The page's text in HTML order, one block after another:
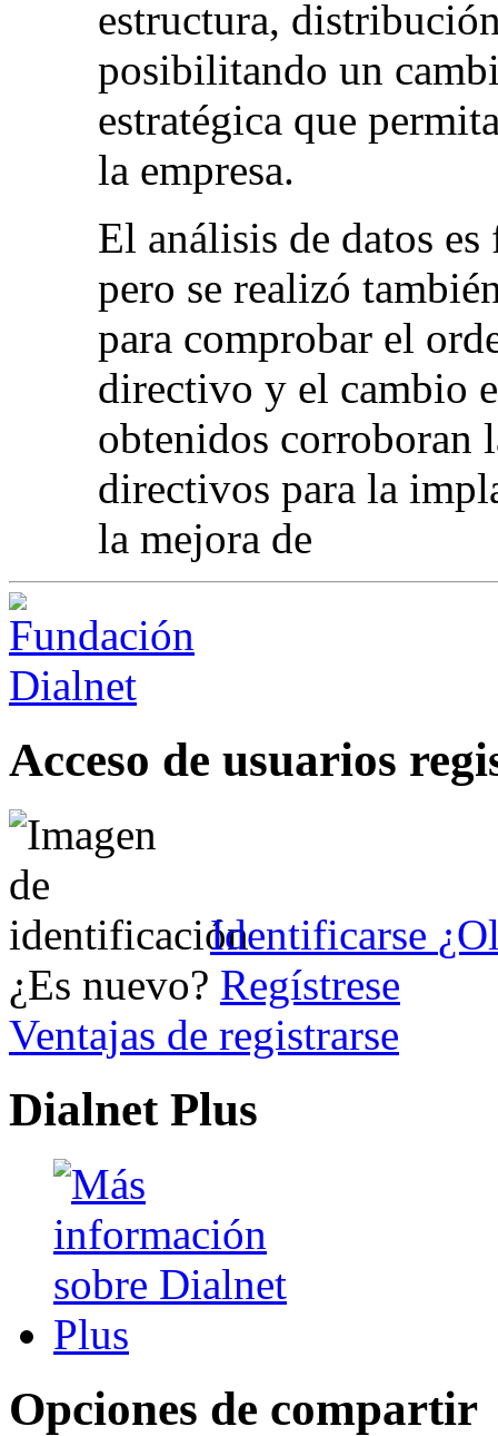
estructura,
posibilitando un
estratégica que
la empresa.
El análisis de datos
pero se realizó
para comprobar el
directivo y el cambio
obtenidos corroboran
directivos para la
la mejora de
Acceso de usuarios
Identificarse
¿Es nuevo? Regístrese
Ventajas de registrarse
Dialnet Plus
Opciones de compartir